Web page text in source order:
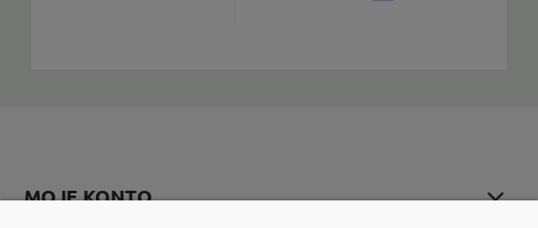
MOJE KONTO